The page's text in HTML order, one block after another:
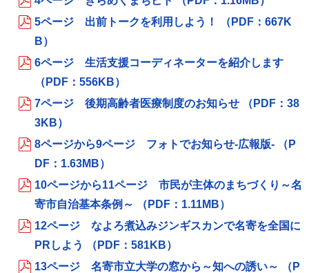
5ページ 出前トークを利用しよう！ （PDF：667K
B）
6ページ 生活支援コーディネーターを紹介します
（PDF：556KB）
7ページ 後期高齢者医療制度のお知らせ （PDF：38
3KB）
8ページから9ページ フォトでお知らせ-広報版- （P
DF：1.63MB）
10ページから11ページ 市民が主体のまちづくり～名
寄市自治基本条例～ （PDF：1.11MB）
12ページ なよろ煮込みジンギスカンで名寄を全国に
PRしよう （PDF：581KB）
13ページ 名寄市立大学の窓から～知への誘い～ （P